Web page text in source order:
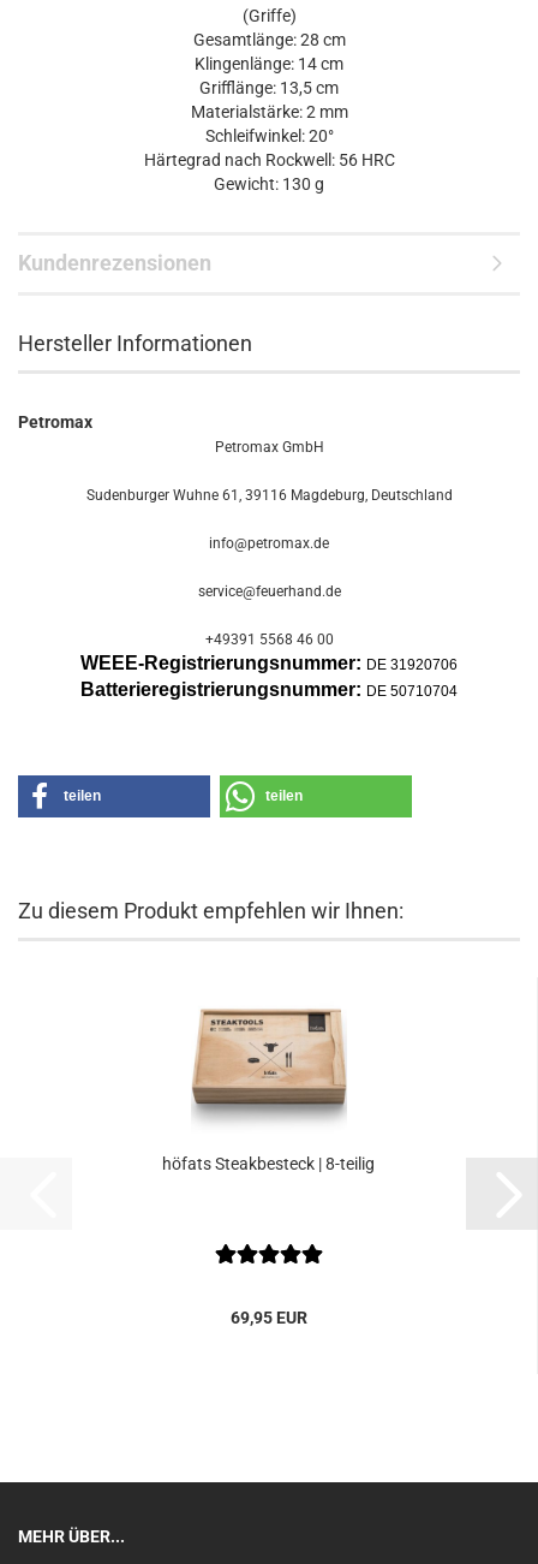
(Griffe)
Gesamtlänge: 28 cm
Klingenlänge: 14 cm
Grifflänge: 13,5 cm
Materialstärke: 2 mm
Schleifwinkel: 20°
Härtegrad nach Rockwell: 56 HRC
Gewicht: 130 g
Kundenrezensionen
Hersteller Informationen
Petromax
Petromax GmbH
Sudenburger Wuhne 61, 39116 Magdeburg, Deutschland
info@petromax.de
service@feuerhand.de
+49391 5568 46 00
WEEE-Registrierungsnummer: DE 31920706
Batterieregistrierungsnummer: DE 50710704
teilen teilen
Zu diesem Produkt empfehlen wir Ihnen:
höfats Steakbesteck | 8-teilig
69,95 EUR
MEHR ÜBER...